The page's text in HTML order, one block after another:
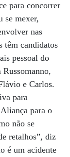
para concorrer
se mexer,
nas
têm candidatos
pessoal do
e Carlos.
para
para o
não se
retalhos”, diz
é um acidente